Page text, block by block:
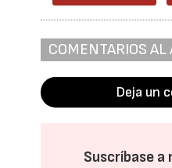
COMENTARIOS
Deja un
Suscríbase a